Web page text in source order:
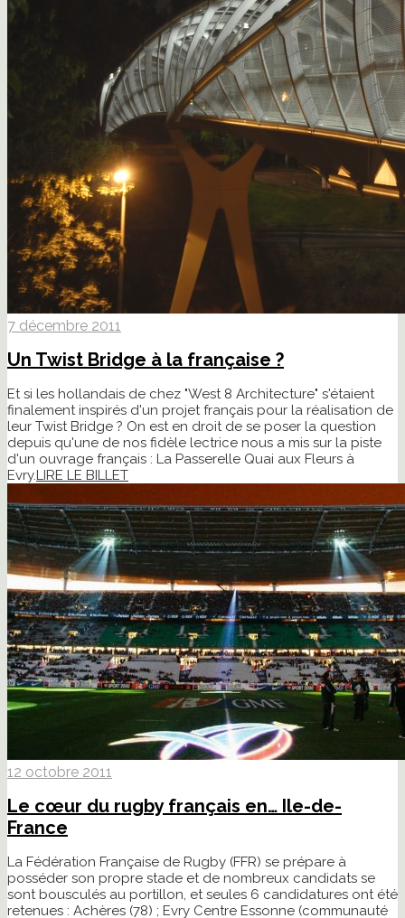
7 décembre 2011
Un Twist Bridge à la française ?
Et si les hollandais de chez "West 8 Architecture" s'étaient
finalement inspirés d'un projet français pour la réalisation de
leur Twist Bridge ? On est en droit de se poser la question
depuis qu'une de nos fidèle lectrice nous a mis sur la piste
d'un ouvrage français : La Passerelle Quai aux Fleurs à
Evry.LIRE LE BILLET
12 octobre 2011
Le cœur du rugby français en… Ile-de-
France
La Fédération Française de Rugby (FFR) se prépare à
posséder son propre stade et de nombreux candidats se
sont bousculés au portillon, et seules 6 candidatures ont été
retenues : Achères (78) ; Evry Centre Essonne (communauté